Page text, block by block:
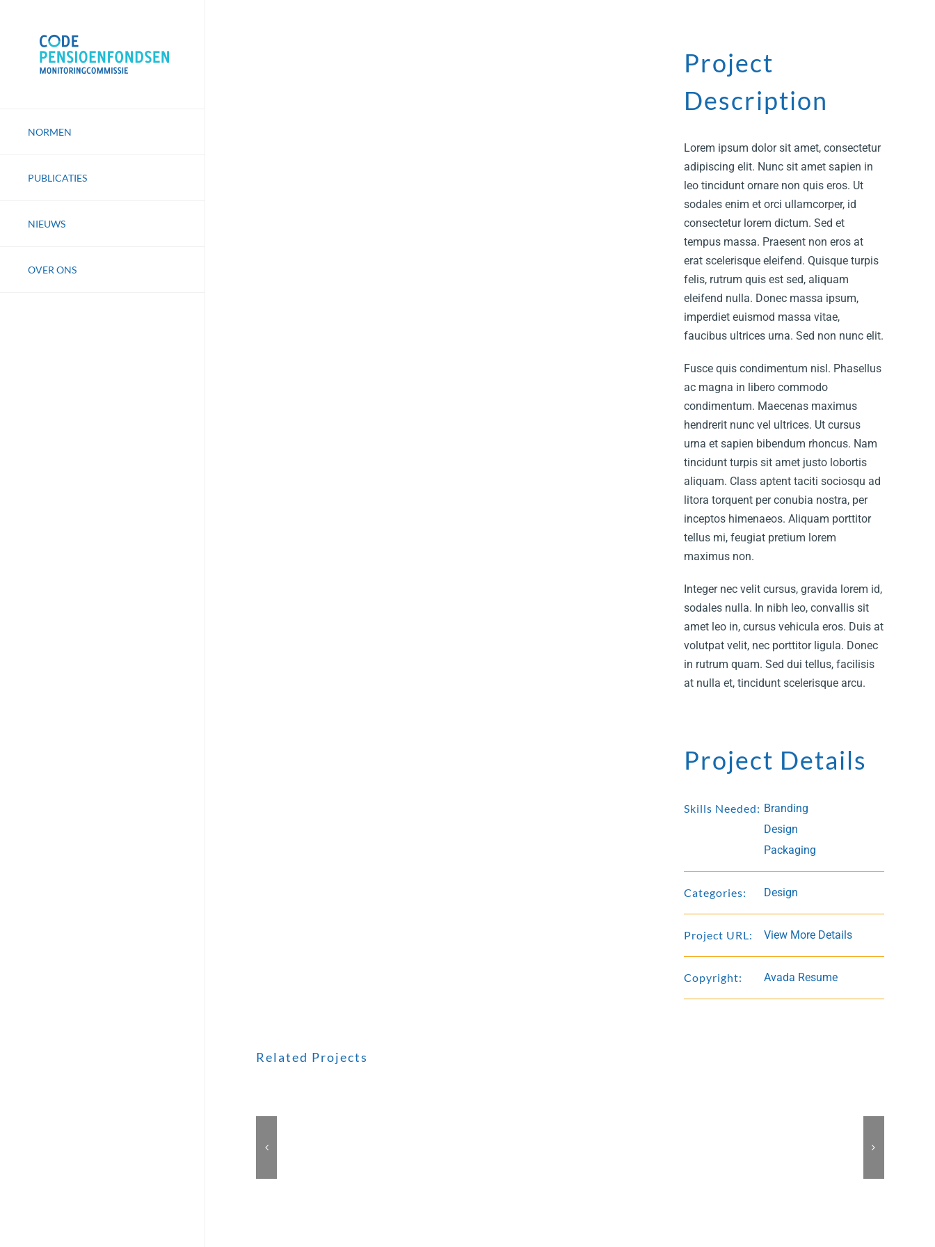
NORMEN
PUBLICATIES
NIEUWS
OVER ONS
Project
Description
Lorem ipsum dolor sit amet, consectetur
adipiscing elit. Nunc sit amet sapien in
leo tincidunt ornare non quis eros. Ut
sodales enim et orci ullamcorper, id
consectetur lorem dictum. Sed et
tempus massa. Praesent non eros at
erat scelerisque eleifend. Quisque turpis
felis, rutrum quis est sed, aliquam
eleifend nulla. Donec massa ipsum,
imperdiet euismod massa vitae,
faucibus ultrices urna. Sed non nunc elit.
Fusce quis condimentum nisl. Phasellus
ac magna in libero commodo
condimentum. Maecenas maximus
hendrerit nunc vel ultrices. Ut cursus
urna et sapien bibendum rhoncus. Nam
tincidunt turpis sit amet justo lobortis
aliquam. Class aptent taciti sociosqu ad
litora torquent per conubia nostra, per
inceptos himenaeos. Aliquam porttitor
tellus mi, feugiat pretium lorem
maximus non.
Integer nec velit cursus, gravida lorem id,
sodales nulla. In nibh leo, convallis sit
amet leo in, cursus vehicula eros. Duis at
volutpat velit, nec porttitor ligula. Donec
in rutrum quam. Sed dui tellus, facilisis
at nulla et, tincidunt scelerisque arcu.
Project Details
Skills Needed: Branding
Design
Packaging
Categories: Design
Project URL: View More Details
Copyright: Avada Resume
Related Projects